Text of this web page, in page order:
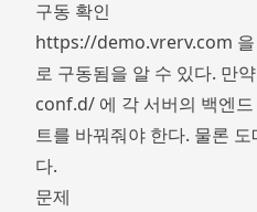
구동 확인
https://demo.vrerv.com
로 구동됨을 알 수 있다. 만
conf.d/ 에 각 서버의 백엔
트를 바꿔줘야 한다. 물론
다.
문제